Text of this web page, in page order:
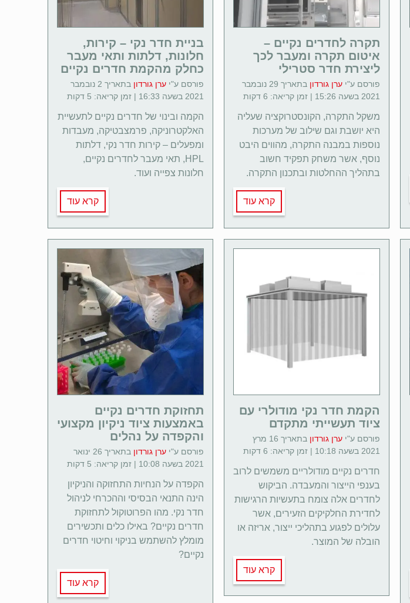
תקרה לחדרים נקיים –
איטום תקרה ומעבר לכך
ליצירת חדר סטרילי
פורסם ע"י ערן גורדון
בתאריך 29 נובמבר
2021 בשעה 15:26 | זמן קריאה: 6 דקות
משקל התקרה, הקונסטרוקציה שעליה
היא יושבת וגם שילוב של מערכות
נוספות במבנה התקרה, מהווים היבט
נוסף, אשר משחק תפקיד חשוב
בתהליך ההחלטות ובתכנון התקרה.
קרא עוד
בניית חדר נקי – קירות,
חלונות, דלתות ותאי מעבר
כחלק מהקמת חדרים נקיים
פורסם ע"י ערן גורדון
בתאריך 2 נובמבר
2021 בשעה 16:33 | זמן קריאה: 5 דקות
הקמה ובינוי של חדרים נקיים לתעשיית
האלקטרוניקה, פרמצבטיקה, מעבדות
ומפעלים – קירות חדר נקי, דלתות
HPL, תאי מעבר לחדרים נקיים,
חלונות צפייה ועוד.
קרא עוד
הקמת חדר נקי מודולרי עם
ציוד תעשייתי מתקדם
פורסם ע"י ערן גורדון
בתאריך 16 מרץ
2021 בשעה 10:18 | זמן קריאה: 6 דקות
חדרים נקיים מודולריים משמשים לרוב
בענפי הייצור והמעבדה. הביקוש
לחדרים אלה צומח בתעשיות הרגישות
לחדירת החלקיקים הזעירים, אשר
עלולים לפגוע בתהליכי ייצור, אריזה או
הובלה של המוצר.
קרא עוד
תחזוקת חדרים נקיים
באמצעות ציוד ניקיון מקצועי
והקפדה על נהלים
פורסם ע"י ערן גורדון
בתאריך 26 ינואר
2021 בשעה 10:08 | זמן קריאה: 5 דקות
הקפדה על הנחיות התחזוקה והניקיון
הינה התנאי הבסיסי וההכרחי לניהול
חדר נקי. מהו הפרוטוקול לתחזוקת
חדרים נקיים? באילו כלים ותכשירים
מומלץ להשתמש בניקוי וחיטוי חדרים
נקיים?
קרא עוד